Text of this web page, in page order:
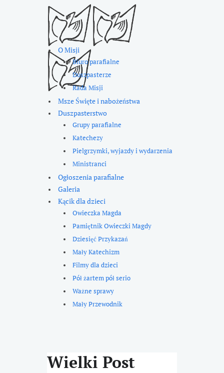
O Misji
Biuro parafialne
Duszpasterze
Rada Misji
Msze Święte i nabożeństwa
Duszpasterstwo
Grupy parafialne
Katechezy
Pielgrzymki, wyjazdy i wydarzenia
Ministranci
Ogłoszenia parafialne
Galeria
Kącik dla dzieci
Owieczka Magda
Pamiętnik Owieczki Magdy
Dziesięć Przykazań
Mały Katechizm
Filmy dla dzieci
Pół żartem pół serio
Ważne sprawy
Mały Przewodnik
Wielki Post